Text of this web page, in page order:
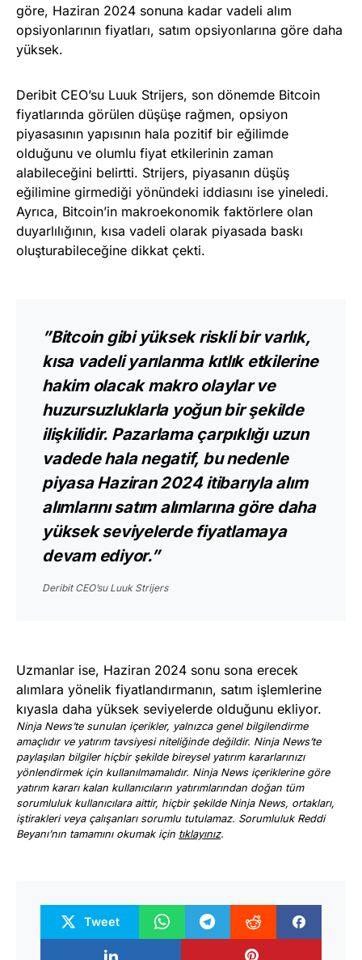
göre, Haziran 2024 sonuna kadar vadeli alım
opsiyonlarının fiyatları, satım opsiyonlarına göre daha
yüksek.
Deribit CEO’su Luuk Strijers, son dönemde Bitcoin
fiyatlarında görülen düşüşe rağmen, opsiyon
piyasasının yapısının hala pozitif bir eğilimde
olduğunu ve olumlu fiyat etkilerinin zaman
alabileceğini belirtti. Strijers, piyasanın düşüş
eğilimine girmediği yönündeki iddiasını ise yineledi.
Ayrıca, Bitcoin’in makroekonomik faktörlere olan
duyarlılığının, kısa vadeli olarak piyasada baskı
oluşturabileceğine dikkat çekti.
”Bitcoin gibi yüksek riskli bir varlık,
kısa vadeli yarılanma kıtlık etkilerine
hakim olacak makro olaylar ve
huzursuzluklarla yoğun bir şekilde
ilişkilidir. Pazarlama çarpıklığı uzun
vadede hala negatif, bu nedenle
piyasa Haziran 2024 itibarıyla alım
alımlarını satım alımlarına göre daha
yüksek seviyelerde fiyatlamaya
devam ediyor.”
Deribit CEO’su Luuk Strijers
Uzmanlar ise, Haziran 2024 sonu sona erecek
alımlara yönelik fiyatlandırmanın, satım işlemlerine
kıyasla daha yüksek seviyelerde olduğunu ekliyor.
Ninja News’te sunulan içerikler, yalnızca genel bilgilendirme
amaçlıdır ve yatırım tavsiyesi niteliğinde değildir. Ninja News’te
paylaşılan bilgiler hiçbir şekilde bireysel yatırım kararlarınızı
yönlendirmek için kullanılmamalıdır. Ninja News içeriklerine göre
yatırım kararı kalan kullanıcıların yatırımlarından doğan tüm
sorumluluk kullanıcılara aittir, hiçbir şekilde Ninja News, ortakları,
iştirakleri veya çalışanları sorumlu tutulamaz. Sorumluluk Reddi
Beyanı’nın tamamını okumak için tıklayınız.
Tweet